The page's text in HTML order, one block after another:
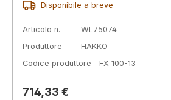
Disponibile a breve
Articolo n.
WL75074
Produttore
HAKKO
Codice produttore
FX 100-13
Prezzo normale:
714,33 €